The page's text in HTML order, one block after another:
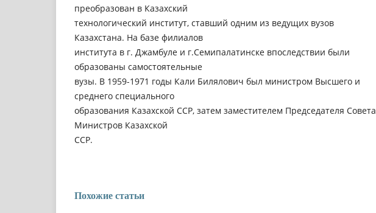
преобразован в Казахский
технологический институт, ставший одним из ведущих вузов
Казахстана. На базе филиалов
института в г. Джамбуле и г.Семипалатинске впоследствии были
образованы самостоятельные
вузы. В 1959-1971 годы Кали Билялович был министром Высшего и
среднего специального
образования Казахской ССР, затем заместителем Председателя Совета
Министров Казахской
ССР.
Похожие статьи